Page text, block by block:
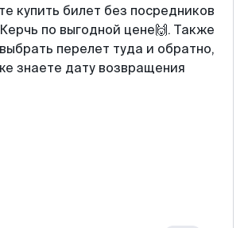
купить билет без посредников
по выгодной цене🙌. Также
перелет туда и обратно,
знаете дату возвращения